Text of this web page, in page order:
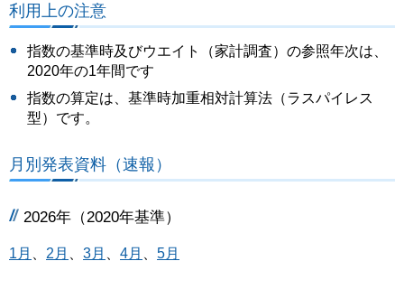
利用上の注意
指数の基準時及びウエイト（家計調査）の参照年次は、
2020年の1年間です
指数の算定は、基準時加重相対計算法（ラスパイレス
型）です。
月別発表資料（速報）
2026年（2020年基準）
1月 2月 3月 4月 5月